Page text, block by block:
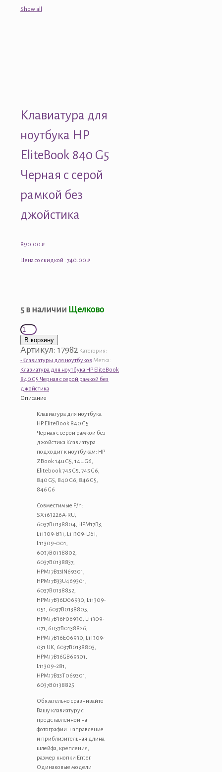
Show all
Клавиатура для
ноутбука HP
EliteBook 840 G5
Черная с серой
рамкой без
джойстика
890.00 ₽
Цена со скидкой : 740.00 ₽
5 в наличии Щелково
Количество
товара
Клавиатура
для
ноутбука
HP
EliteBook
840
Черная
рамкой
джойстика
В корзину
Артикул: 17982 Категория:
-Клавиатуры для ноутбуков Метка:
Клавиатура для ноутбука HP EliteBook
840 G5 Черная с серой рамкой без
джойстика
Описание
Клавиатура для ноутбука
HP EliteBook 840 G5
Черная с серой рамкой без
джойстика Клавиатура
подходит к ноутбукам: HP
ZBook 14u G5, 14u G6,
Elitebook 745 G5, 745 G6,
840 G5, 840 G6, 846 G5,
846 G6
Совместимые P/n:
SX163226A-RU,
6037B0138804, HPM17B3,
L11309-B31, L11309-D61,
L11309-001,
6037B0138802,
6037B0138837,
HPM17B33IN69301,
HPM17B33U469301,
6037B0138852,
HPM17B36D06930, L11309-
051, 6037B0138805,
HPM17B36F06930, L11309-
071, 6037B0138826,
HPM17B36E06930, L11309-
031 UK, 6037B0138803,
HPM17B36GB69301,
L11309-281,
HPM17B33T069301,
6037B0138825
Обязательно сравнивайте
Вашу клавиатуру с
представленной на
фотографии: направление
и приблизительная длина
шлейфа, крепления,
размер кнопки Enter.
Одинаковые модели